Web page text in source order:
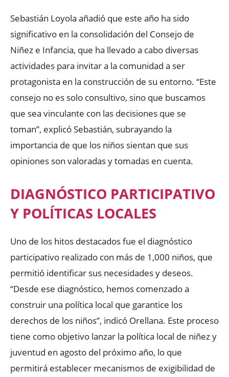
Sebastián Loyola añadió que este año ha sido
significativo en la consolidación del Consejo de
Niñez e Infancia, que ha llevado a cabo diversas
actividades para invitar a la comunidad a ser
protagonista en la construcción de su entorno. “Este
consejo no es solo consultivo, sino que buscamos
que sea vinculante con las decisiones que se
toman”, explicó Sebastián, subrayando la
importancia de que los niños sientan que sus
opiniones son valoradas y tomadas en cuenta.
DIAGNÓSTICO PARTICIPATIVO
Y POLÍTICAS LOCALES
Uno de los hitos destacados fue el diagnóstico
participativo realizado con más de 1,000 niños, que
permitió identificar sus necesidades y deseos.
“Desde ese diagnóstico, hemos comenzado a
construir una política local que garantice los
derechos de los niños”, indicó Orellana. Este proceso
tiene como objetivo lanzar la política local de niñez y
juventud en agosto del próximo año, lo que
permitirá establecer mecanismos de exigibilidad de